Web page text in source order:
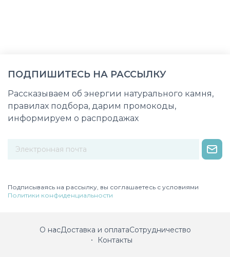
ПОДПИШИТЕСЬ НА РАССЫЛКУ
Рассказываем об энергии натурального камня,
правилах подбора, дарим промокоды,
информируем о распродажах
Подписываясь на рассылку, вы соглашаетесь с условиями
Политики конфиденциальности
О насДоставка и оплатаСотрудничество
Контакты